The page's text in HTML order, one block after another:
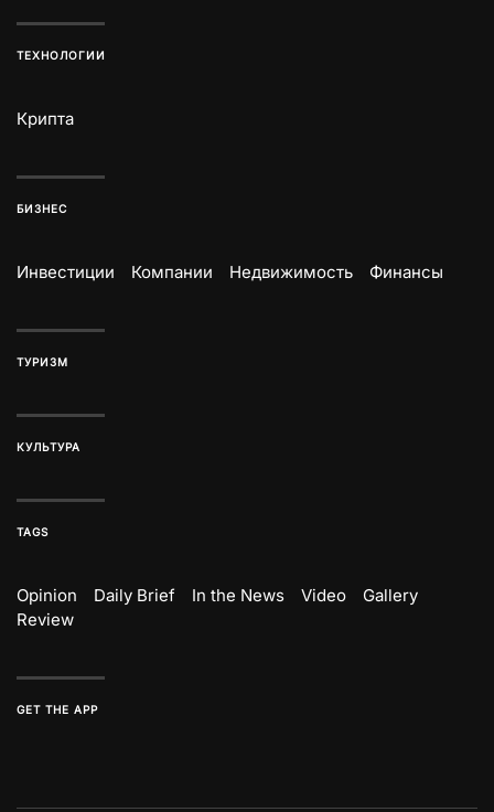
ТЕХНОЛОГИИ
Крипта
БИЗНЕС
Инвестиции Компании Недвижимость Финансы
ТУРИЗМ
КУЛЬТУРА
TAGS
Opinion Daily Brief In the News Video
Gallery
Review
GET THE APP